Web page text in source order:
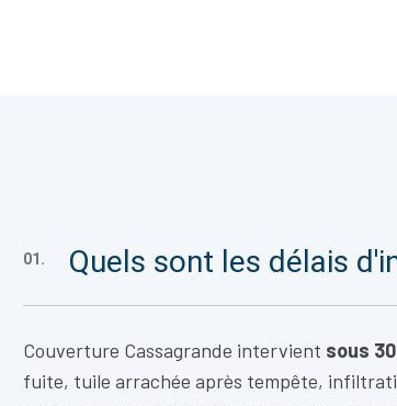
01. Quels sont les délais
Couverture Cassagrande intervient sous
fuite, tuile arrachée après tempête,